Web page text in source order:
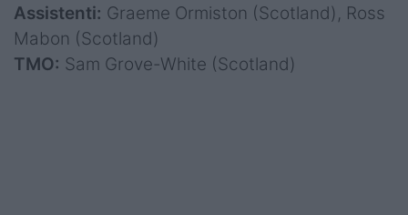
Assistenti: Graeme Ormiston (Scotland), Ross
Mabon (Scotland)
TMO: Sam Grove-White (Scotland)